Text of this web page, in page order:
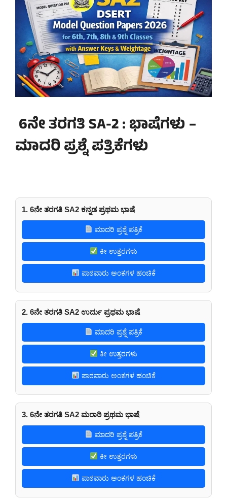
6ನೇ ತರಗತಿ SA-2 : ಭಾಷೆಗಳು –
ಮಾದರಿ ಪ್ರಶ್ನೆ ಪತ್ರಿಕೆಗಳು
1. 6ನೇ ತರಗತಿ SA2 ಕನ್ನಡ ಪ್ರಥಮ ಭಾಷೆ
ಮಾದರಿ ಪ್ರಶ್ನೆ ಪತ್ರಿಕೆ
ಕೀ ಉತ್ತರಗಳು
ಪಾಠವಾರು ಅಂಕಗಳ ಹಂಚಿಕೆ
2. 6ನೇ ತರಗತಿ SA2 ಉರ್ದು ಪ್ರಥಮ ಭಾಷೆ
ಮಾದರಿ ಪ್ರಶ್ನೆ ಪತ್ರಿಕೆ
ಕೀ ಉತ್ತರಗಳು
ಪಾಠವಾರು ಅಂಕಗಳ ಹಂಚಿಕೆ
3. 6ನೇ ತರಗತಿ SA2 ಮರಾಠಿ ಪ್ರಥಮ ಭಾಷೆ
ಮಾದರಿ ಪ್ರಶ್ನೆ ಪತ್ರಿಕೆ
ಕೀ ಉತ್ತರಗಳು
ಪಾಠವಾರು ಅಂಕಗಳ ಹಂಚಿಕೆ